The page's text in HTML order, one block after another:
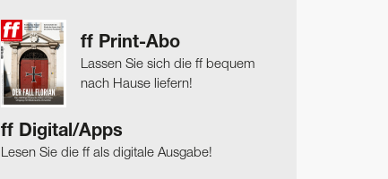
ff Print-Abo
Lassen Sie sich die ff bequem
nach Hause liefern!
ff Digital/Apps
Lesen Sie die ff als digitale Ausgabe!